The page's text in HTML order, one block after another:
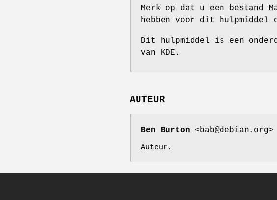
Merk op dat u een bestand
hebben voor dit hulpmiddel
Dit hulpmiddel is een
van KDE.
AUTEUR
Ben Burton <bab@debian.org>
Auteur.